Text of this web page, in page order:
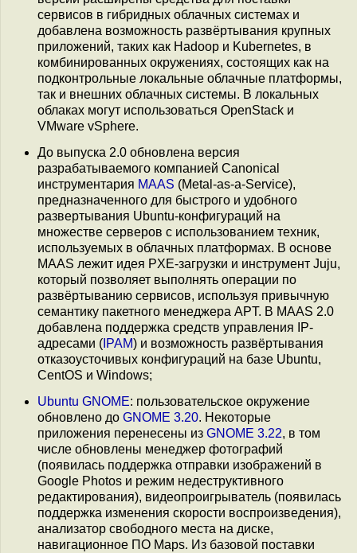
сервисов в гибридных облачных системах и
добавлена возможность развёртывания крупных
приложений, таких как Hadoop и Kubernetes, в
комбинированных окружениях, состоящих как на
подконтрольные локальные облачные платформы,
так и внешних облачных системы. В локальных
облаках могут использоваться OpenStack и
VMware vSphere.
До выпуска 2.0 обновлена версия
разрабатываемого компанией Canonical
инструментария MAAS (Metal-as-a-Service),
предназначенного для быстрого и удобного
развертывания Ubuntu-конфигураций на
множестве серверов с использованием техник,
используемых в облачных платформах. В основе
MAAS лежит идея PXE-загрузки и инструмент Juju,
который позволяет выполнять операции по
развёртыванию сервисов, используя привычную
семантику пакетного менеджера APT. В MAAS 2.0
добавлена поддержка средств управления IP-
адресами ( IPAM) и возможность развёртывания
отказоусточивых конфигураций на базе Ubuntu,
CentOS и Windows;
Ubuntu GNOME: пользовательское окружение
обновлено до GNOME 3.20. Некоторые
приложения перенесены из GNOME 3.22, в том
числе обновлены менеджер фотографий
(появилась поддержка отправки изображений в
Google Photos и режим недеструктивного
редактирования), видеопроигрыватель (появилась
поддержка изменения скорости воспроизведения),
анализатор свободного места на диске,
навигационное ПО Maps. Из базовой поставки